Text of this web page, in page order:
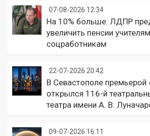
07-08-2026 12:34
На 10% больше: ЛДПР
увеличить пенсии
соцработникам
22-07-2026 20:42
В Севастополе премьерой
открылся 116-й
театра имени А. В.
09-07-2026 16:11